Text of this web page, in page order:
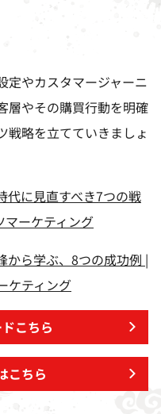
定やカスタマージャーニ
層やその購買行動を明確
戦略を立てていきましょ
代に見直すべき7つの戦
マーケティング
から学ぶ、8つの成功例 |
ケティング
こちら
こちら